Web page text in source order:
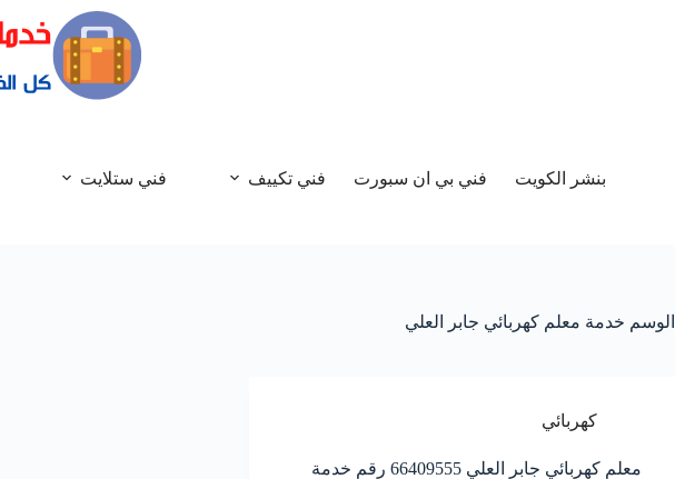
بنشر الكويت فني بي ان سبورت فني تكييف فني ستلايت
الوسم خدمة معلم كهربائي جابر العلي
كهربائي
معلم كهربائي جابر العلي 66409555 رقم خدمة